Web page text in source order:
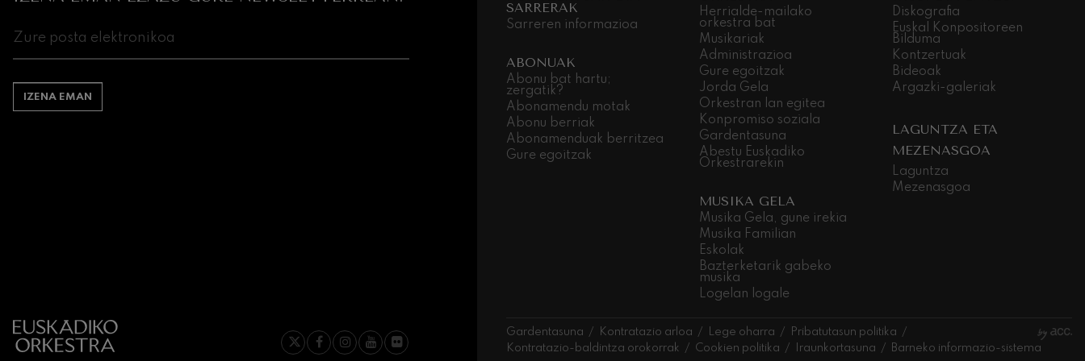
IZENA EMAN
SARRERAK
Sarreren informazioa
ABONUAK
Abonu bat hartu;
zergatik?
Abonamendu motak
Abonu berriak
Abonamenduak berritzea
Gure egoitzak
Herrialde-mailako
orkestra bat
Musikariak
Administrazioa
Gure egoitzak
Jorda Gela
Orkestran lan egitea
Konpromiso soziala
Gardentasuna
Abestu Euskadiko
Orkestrarekin
MUSIKA GELA
Musika Gela, gune irekia
Musika Familian
Eskolak
Bazterketarik gabeko
musika
Logelan logale
Diskografia
Euskal Konpositoreen
Bilduma
Kontzertuak
Bideoak
Argazki-galeriak
LAGUNTZA ETA
MEZENASGOA
Laguntza
Mezenasgoa
Gardentasuna Kontratazio arloa Lege oharra
Pribatutasun politika
Kontratazio-baldintza orokorrak
Cookien politika Iraunkortasuna Barneko informazio-sistema
Johannes Brahms: Pianorako 1. Kontzertua
Robert Schumann: Biolinerako Kontzertua
Robert Schumann